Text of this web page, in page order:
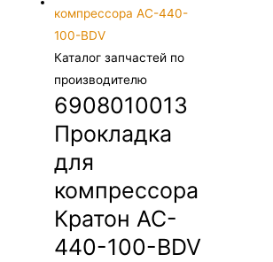
Каталог запчастей по
производителю
6908010013
Прокладка
для
компрессора
Кратон AC-
440-100-BDV